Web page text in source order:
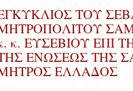
ΤΟΥ
κ. ΕΥΣΕΒΙΟΥ ΕΠΙ
ΕΝΩΣΕΩΣ ΤΗΣ
ΕΛΛΑΔΟΣ